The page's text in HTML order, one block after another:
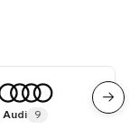
Audi 9